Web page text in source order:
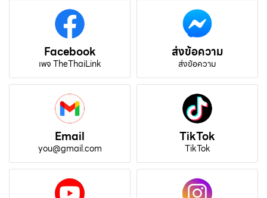
Facebook
เพจ TheThaiLink
ส่งข้อความ
ส่งข้อความ
Email
you@gmail.com
TikTok
TikTok